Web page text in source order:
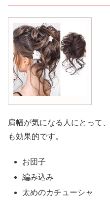
肩幅が気になる人にとって、
も効果的です。
お団子
編み込み
太めのカチューシャ